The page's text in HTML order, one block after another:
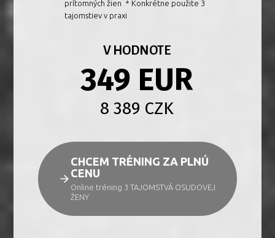
prítomných žien * Konkrétne použite 3
tajomstiev v praxi
V HODNOTE
349 EUR
8 389 CZK
CHCEM TRÉNING ZA PLNÚ
CENU
Online tréning 3 TAJOMSTVÁ OSUDOVEJ
ŽENY